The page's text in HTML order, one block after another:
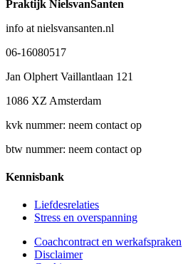
Praktijk NielsvanSanten
info at nielsvansanten.nl
06-16080517
Jan Olphert Vaillantlaan 121
1086 XZ Amsterdam
kvk nummer: neem contact op
btw nummer: neem contact op
Kennisbank
Liefdesrelaties
Stress en overspanning
Coachcontract en werkafspraken
Disclaimer